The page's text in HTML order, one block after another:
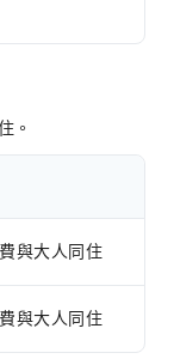
。
與大人同住
與大人同住